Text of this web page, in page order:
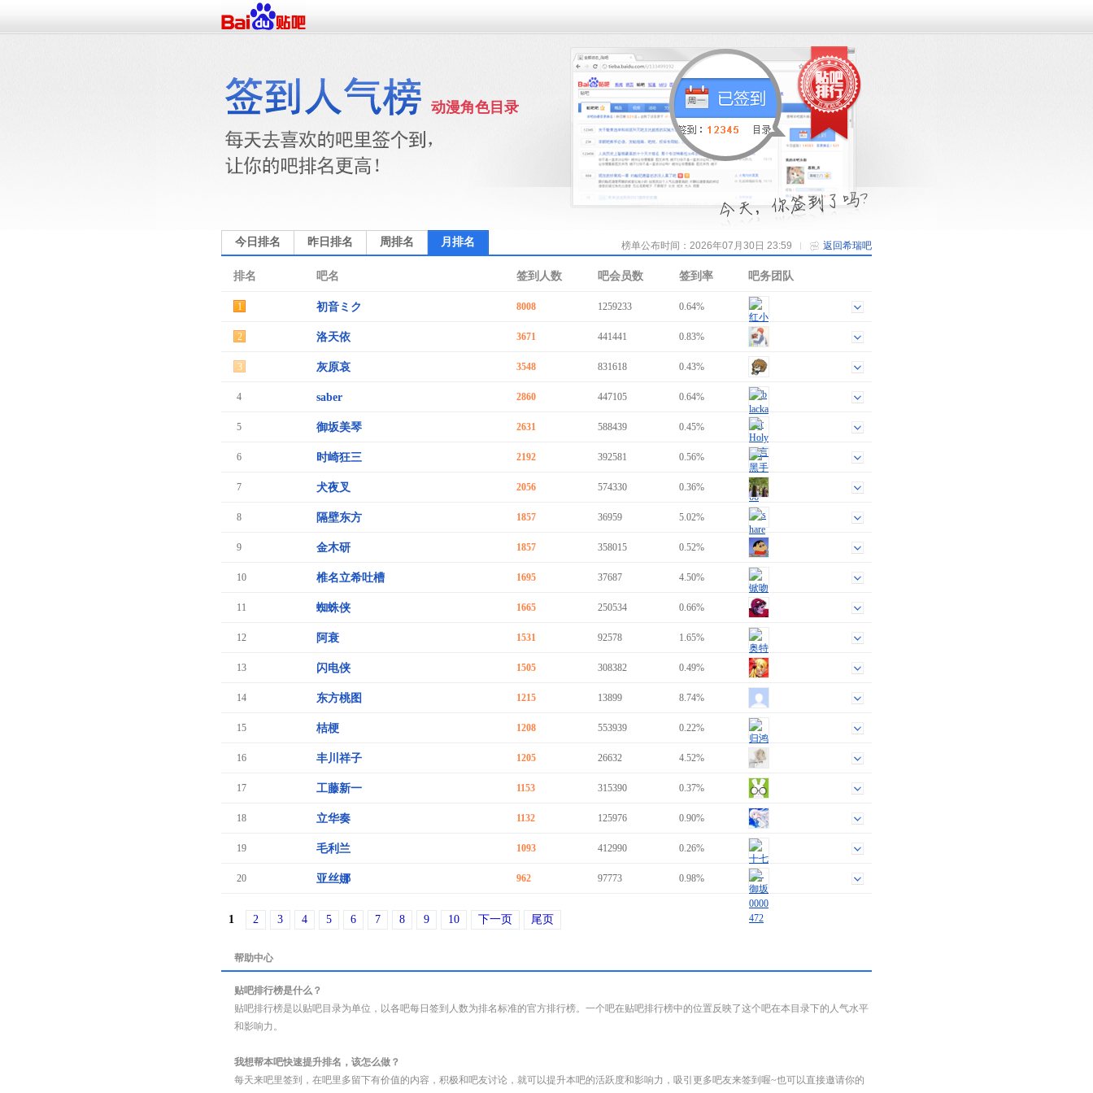
动漫角色目录
今日排名 昨日排名 周排名 月排名 返回希瑞吧
榜单公布时间：2026年07月30日 23:59
排名 吧名 签到人数 吧会员数 签到率 吧务团队
1 初音ミク 8008 1259233 0.64%
2 洛天依 3671 441441 0.83%
3 灰原哀 3548 831618 0.43%
4 saber 2860 447105 0.64%
5 御坂美琴 2631 588439 0.45%
6 时崎狂三 2192 392581 0.56%
7 犬夜叉 2056 574330 0.36%
8 隔壁东方 1857 36959 5.02%
9 金木研 1857 358015 0.52%
10 椎名立希吐槽 1695 37687 4.50%
11 蜘蛛侠 1665 250534 0.66%
12 阿衰 1531 92578 1.65%
13 闪电侠 1505 308382 0.49%
14 东方桃图 1215 13899 8.74%
15 桔梗 1208 553939 0.22%
16 丰川祥子 1205 26632 4.52%
17 工藤新一 1153 315390 0.37%
18 立华奏 1132 125976 0.90%
19 毛利兰 1093 412990 0.26%
20 亚丝娜 962 97773 0.98%
1 2 3 4 5 6 7 8 9 10 下一页 尾页
帮助中心
贴吧排行榜是什么？
贴吧排行榜是以贴吧目录为单位，以各吧每日签到人数为排名标准的官方排行榜。一个吧在贴吧排行榜中的位置反映了这个吧在本目录下的人气水平
和影响力。
我想帮本吧快速提升排名，该怎么做？
每天来吧里签到，在吧里多留下有价值的内容，积极和吧友讨论，就可以提升本吧的活跃度和影响力，吸引更多吧友来签到喔~也可以直接邀请你的